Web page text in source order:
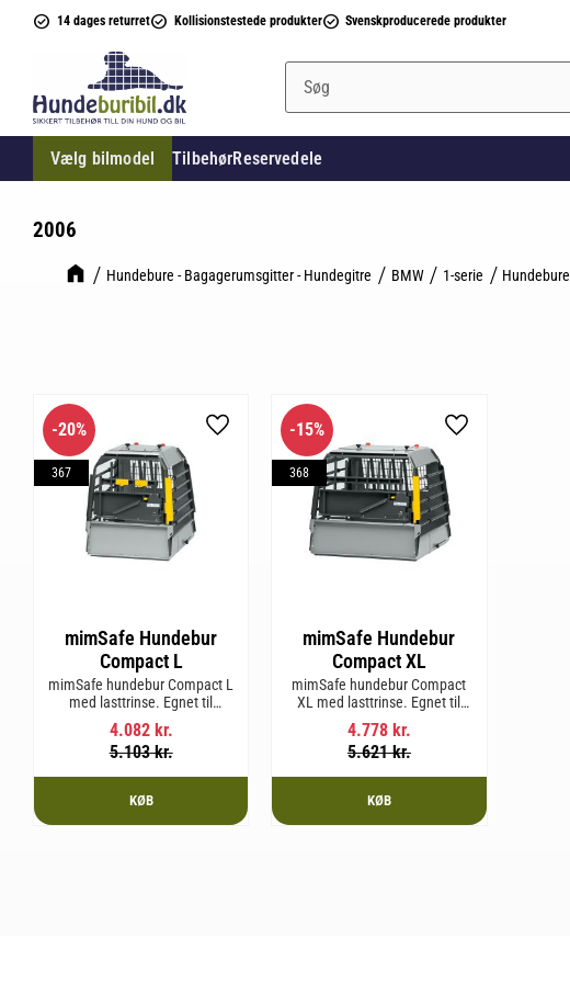
14 dages returret Kollisionstestede produkter Svenskproducerede produkter
Vælg bilmodel TilbehørReservedele
2006
Hundebure - Bagagerumsgitter - Hundegitre BMW 1-serie Hundebure
mimSafe Hundebur
Compact L
mimSafe hundebur Compact L
med lasttrinse. Egnet til
hunderacer med en
skulderhøjde på op til 58 cm.
4.082kr.
5.103kr.
20%
367
Gem som favorit
KØB
mimSafe Hundebur
Compact XL
mimSafe hundebur Compact
XL med lasttrinse. Egnet til
hunderacer med en
skulderhøjde på op til 58 cm.
4.778kr.
5.621kr.
15%
368
Gem som favorit
KØB